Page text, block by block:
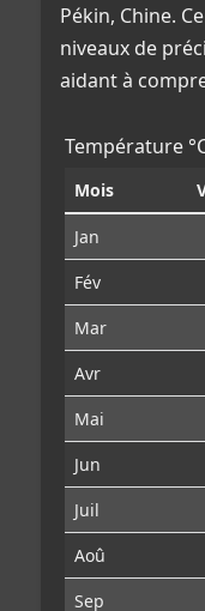
Pékin, Chine.
niveaux de
aidant à
Température
Mois
Jan
Fév
Mar
Avr
Mai
Jun
Juil
Aoû
Sep